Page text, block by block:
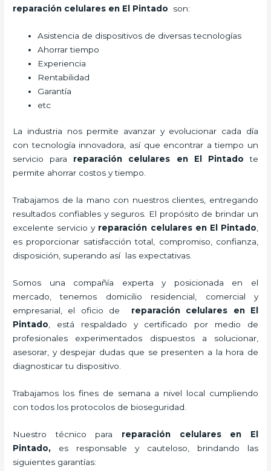
reparación celulares en El Pintado son:
Asistencia de dispositivos de diversas tecnologías
Ahorrar tiempo
Experiencia
Rentabilidad
Garantía
etc
La industria nos permite avanzar y evolucionar cada día
con tecnología innovadora, así que encontrar a tiempo un
servicio para reparación celulares en El Pintado te
permite ahorrar costos y tiempo.
Trabajamos de la mano con nuestros clientes, entregando
resultados confiables y seguros. El propósito de brindar un
excelente servicio y reparación celularesen El Pintado
es proporcionar satisfacción total, compromiso, confianza,
disposición, superando así las expectativas.
Somos una compañía experta y posicionada en el
mercado, tenemos domicilio residencial, comercial y
empresarial, el oficio de reparación celulares en El
Pintado , está respaldado y certificado por medio de
profesionales experimentados dispuestos a solucionar,
asesorar, y despejar dudas que se presenten a la hora de
diagnosticar tu dispositivo.
Trabajamos los fines de semana a nivel local cumpliendo
con todos los protocolos de bioseguridad.
Nuestro técnico para reparación celulares
en El
Pintado, es responsable y cauteloso, brindando las
siguientes garantías: